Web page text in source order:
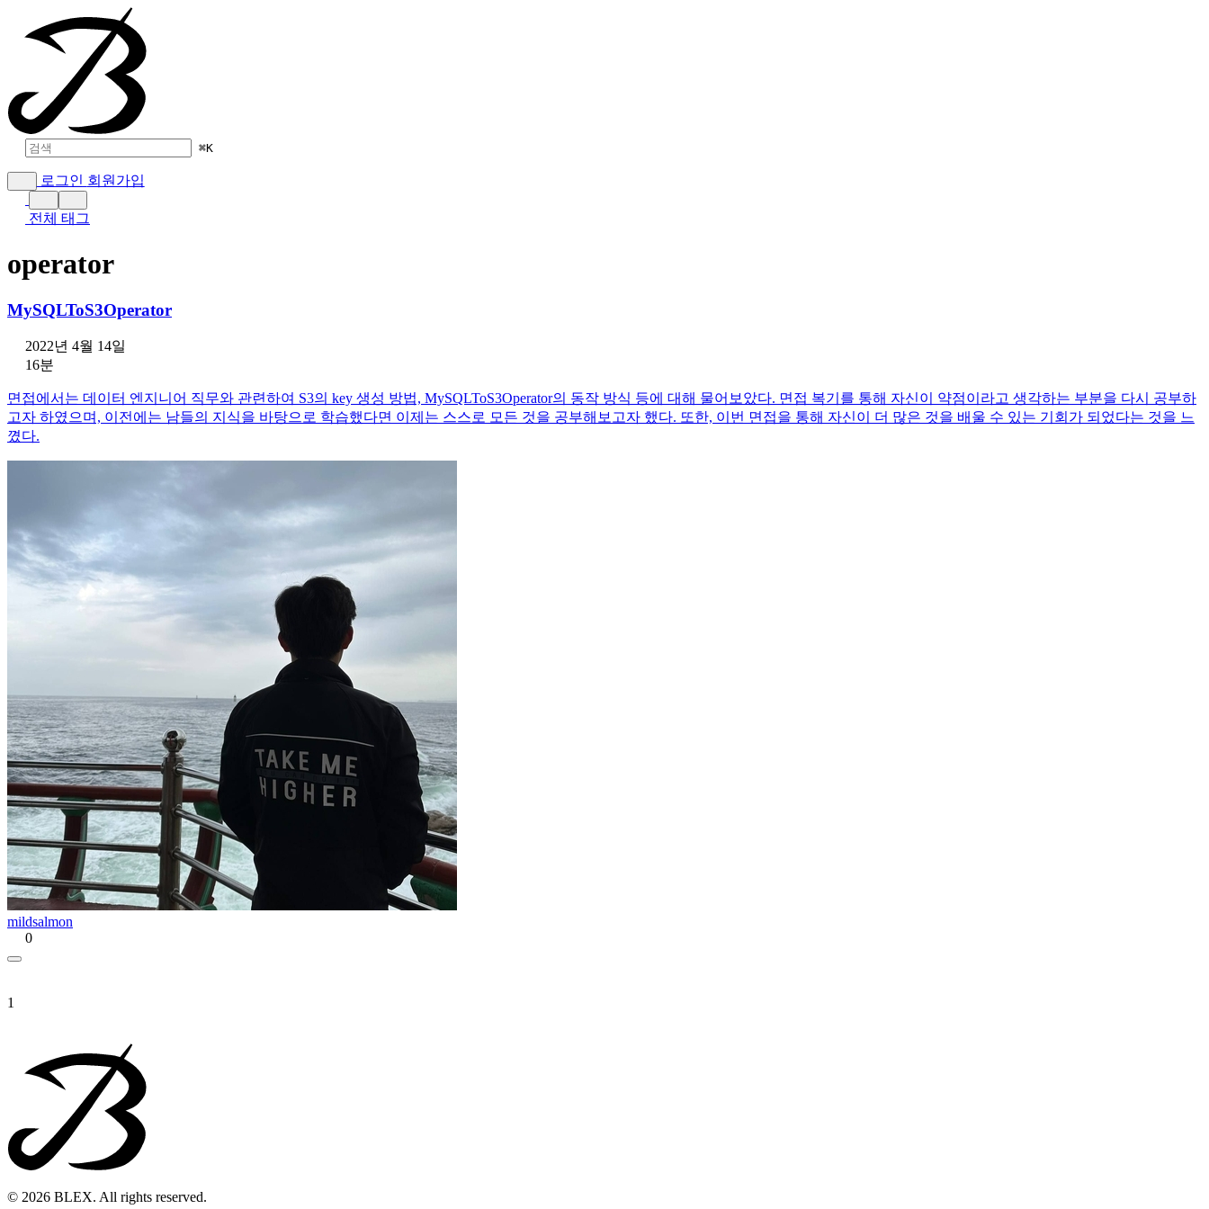
⌘K
로그인 회원가입
전체 태그
operator
MySQLToS3Operator
2022년 4월 14일
16분
면접에서는 데이터 엔지니어 직무와 관련하여 S3의 key 생성 방법, MySQLToS3Operator의 동작 방식 등에 대해 물어보았다. 면접 복기를 통해 자신이 약점이라고 생각하는 부분을 다시 공부하
고자 하였으며, 이전에는 남들의 지식을 바탕으로 학습했다면 이제는 스스로 모든 것을 공부해보고자 했다. 또한, 이번 면접을 통해 자신이 더 많은 것을 배울 수 있는 기회가 되었다는 것을 느
꼈다.
mildsalmon
0
1
© 2026 BLEX. All rights reserved.